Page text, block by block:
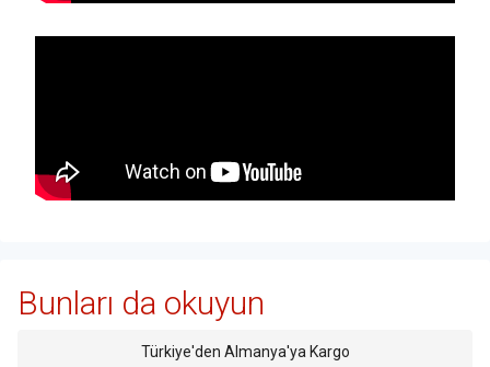
Bunları da okuyun
Türkiye'den Almanya'ya Kargo